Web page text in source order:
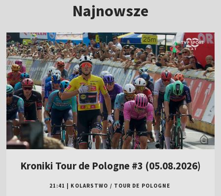
Najnowsze
Kroniki Tour de Pologne #3 (05.08.2026)
21:41 KOLARSTWO / TOUR DE POLOGNE